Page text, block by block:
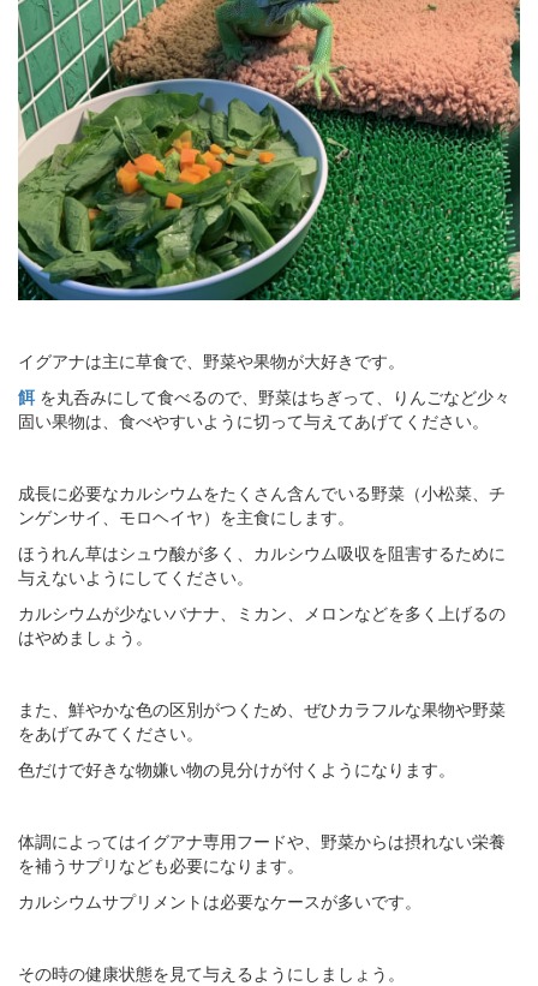
イグアナは主に草食で、野菜や果物が大好きです。
餌 を丸呑みにして食べるので、野菜はちぎって、りんごなど少々
固い果物は、食べやすいように切って与えてあげてください。
成長に必要なカルシウムをたくさん含んでいる野菜（小松菜、チ
ンゲンサイ、モロヘイヤ）を主食にします。
ほうれん草はシュウ酸が多く、カルシウム吸収を阻害するために
与えないようにしてください。
カルシウムが少ないバナナ、ミカン、メロンなどを多く上げるの
はやめましょう。
また、鮮やかな色の区別がつくため、ぜひカラフルな果物や野菜
をあげてみてください。
色だけで好きな物嫌い物の見分けが付くようになります。
体調によってはイグアナ専用フードや、野菜からは摂れない栄養
を補うサプリなども必要になります。
カルシウムサプリメントは必要なケースが多いです。
その時の健康状態を見て与えるようにしましょう。